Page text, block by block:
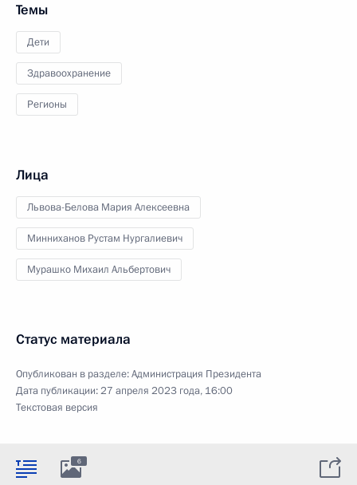
Темы
Дети
Здравоохранение
Регионы
Лица
Львова-Белова Мария Алексеевна
Минниханов Рустам Нургалиевич
Мурашко Михаил Альбертович
Статус материала
Опубликован в разделе:Администрация Президента
Дата публикации:27 апреля 2023 года, 16:00
Текстовая версия
6